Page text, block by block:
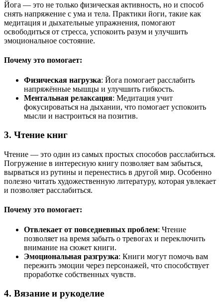
Йога — это не только физическая активность, но и способ
снять напряжение с ума и тела. Практики йоги, такие как
медитация и дыхательные упражнения, помогают
освободиться от стресса, успокоить разум и улучшить
эмоциональное состояние.
Почему это помогает:
Физическая нагрузка: Йога помогает расслабить
напряжённые мышцы и улучшить гибкость.
Ментальная релаксация: Медитация учит
фокусироваться на дыхании, что помогает успокоить
мысли и настроиться на позитив.
3. Чтение книг
Чтение — это один из самых простых способов расслабиться.
Погружение в интересную книгу позволяет вам забыться,
вырваться из рутины и перенестись в другой мир. Особенно
полезно читать художественную литературу, которая увлекает
и позволяет расслабиться.
Почему это помогает:
Отвлекает от повседневных проблем: Чтение
позволяет на время забыть о тревогах и переключить
внимание на сюжет книги.
Эмоциональная разгрузка: Книги могут помочь вам
пережить эмоции через персонажей, что способствует
проработке собственных чувств.
4. Вязание и рукоделие